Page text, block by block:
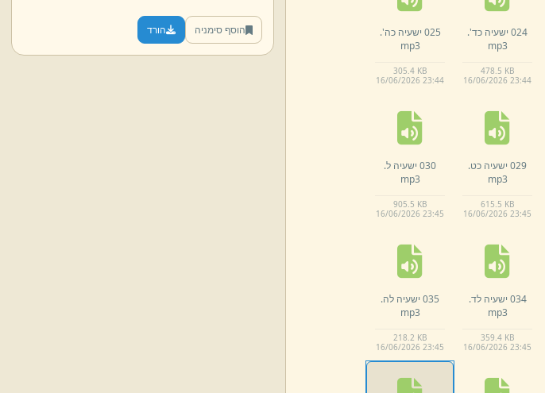
024 ישעיה כד'.
mp3
478.5 KB
16/06/2026 23:44
025 ישעיה כה'.
mp3
305.4 KB
16/06/2026 23:44
029 ישעיה כט.
mp3
615.5 KB
16/06/2026 23:45
030 ישעיה ל.
mp3
905.5 KB
16/06/2026 23:45
034 ישעיה לד.
mp3
359.4 KB
16/06/2026 23:45
035 ישעיה לה.
mp3
218.2 KB
16/06/2026 23:45
הוסף סימניה הורד